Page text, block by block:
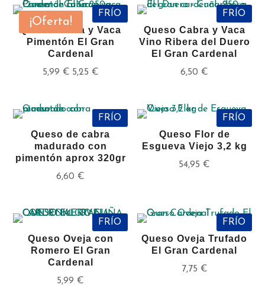
¡Oferta!
FRÍO
Queso Cabra y Vaca
Pimentón El Gran
Cardenal
5,99 € 5,25 €
FRÍO
Queso Cabra y Vaca
Vino Ribera del Duero
El Gran Cardenal
6,50€
FRÍO
Queso de cabra
madurado con
pimentón aprox 320gr
6,60€
FRÍO
Queso Flor de
Esgueva Viejo 3,2 kg
54,95€
FRÍO
Queso Oveja con
Romero El Gran
Cardenal
5,99€
FRÍO
Queso Oveja Trufado
El Gran Cardenal
7,75 €